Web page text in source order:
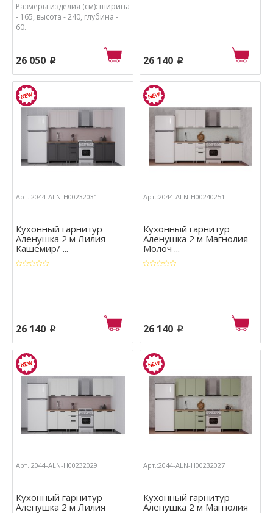
Размеры изделия (см): ширина
- 165, высота - 240, глубина -
60.
26 050 p 26 140 p
Арт.:2044-ALN-Н00232031
Кухонный гарнитур
Аленушка 2 м Лилия
Кашемир/ ...
26 140 p
Арт.:2044-ALN-Н00240251
Кухонный гарнитур
Аленушка 2 м Магнолия
Молоч ...
26 140 p
Арт.:2044-ALN-Н00232029
Кухонный гарнитур
Аленушка 2 м Лилия
Арт.:2044-ALN-Н00232027
Кухонный гарнитур
Аленушка 2 м Магнолия